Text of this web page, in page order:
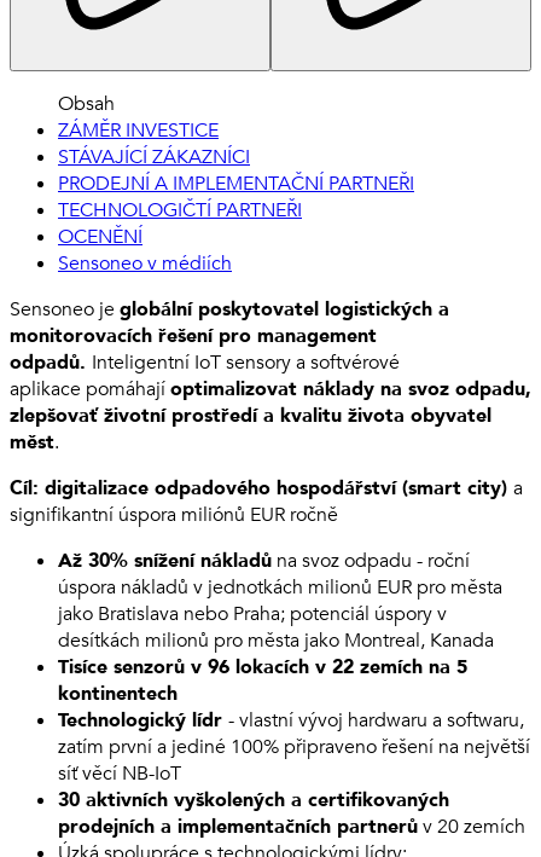
Obsah
ZÁMĚR INVESTICE
STÁVAJÍCÍ ZÁKAZNÍCI
PRODEJNÍ A IMPLEMENTAČNÍ PARTNEŘI
TECHNOLOGIČTÍ PARTNEŘI
OCENĚNÍ
Sensoneo v médiích
Sensoneo jeglobální poskytovatel logistických a
monitorovacích řešení pro management
odpadů. Inteligentní IoT sensory a softvérové
aplikace pomáhajíoptimalizovat náklady na svoz odpadu,
zlepšovať životní prostředí a kvalitu života obyvatel
měst.
Cíl: digitalizace odpadového hospodářství (smart city) a
signifikantní úspora miliónů EUR ročně
Až 30% snížení nákladů na svoz odpadu - roční
úspora nákladů v jednotkách milionů EUR pro města
jako Bratislava nebo Praha; potenciál úspory v
desítkách milionů pro města jako Montreal, Kanada
Tisíce senzorů v 96 lokacích v 22 zemích na 5
kontinentech
Technologický lídr - vlastní vývoj hardwaru a softwaru,
zatím první a jediné 100% připraveno řešení na největší
síť věcí NB-IoT
30 aktivních vyškolených a certifikovaných
prodejních a implementačních partnerův 20 zemích